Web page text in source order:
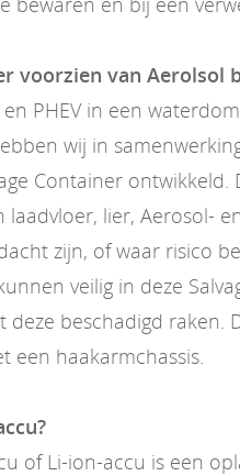
voorzien van Aerolsol
PHEV in een
wij in
Container ontwikkeld.
laadvloer, lier, Aerosol-
zijn, of waar risico
veilig in deze
beschadigd raken.
een haakarmchassis.
of Li-ion-accu is een